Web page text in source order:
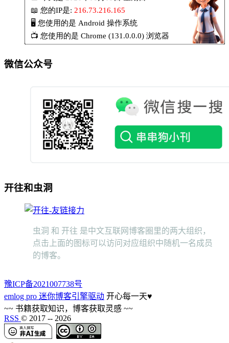
微信公众号
开往和虫洞
虫洞 和 开往 是中文互联网博客圈里的两大组织，
点击上面的图标可以访问对应组织中随机一名成员
的博客。
豫ICP备2021007738号
emlog pro 迷你博客引擎驱动 开心每一天♥
~~ 书籍获取知识，博客获取灵感 ~~
RSS © 2017 -- 2026